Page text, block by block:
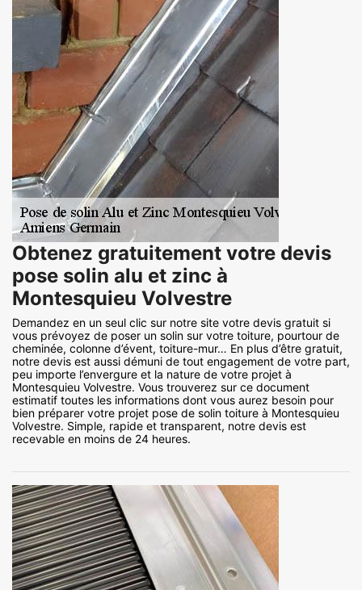
Obtenez gratuitement votre devis
pose solin alu et zinc à
Montesquieu Volvestre
Demandez en un seul clic sur notre site votre devis gratuit si
vous prévoyez de poser un solin sur votre toiture, pourtour de
cheminée, colonne d’évent, toiture-mur… En plus d’être gratuit,
notre devis est aussi démuni de tout engagement de votre part,
peu importe l’envergure et la nature de votre projet à
Montesquieu Volvestre. Vous trouverez sur ce document
estimatif toutes les informations dont vous aurez besoin pour
bien préparer votre projet pose de solin toiture à Montesquieu
Volvestre. Simple, rapide et transparent, notre devis est
recevable en moins de 24 heures.